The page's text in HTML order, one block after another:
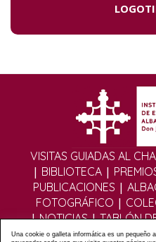
VISITAS GUIADAS AL
| BIBLIOTECA|
PUBLICACIONES |
FOTOGRÁFICO |
|NOTICIAS|TABLÓN
CONTRATANTE|
Una cookie o galleta informática es un pequeño